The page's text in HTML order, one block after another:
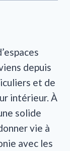
depuis
et de
intérieur. À
solide
vie à
avec les